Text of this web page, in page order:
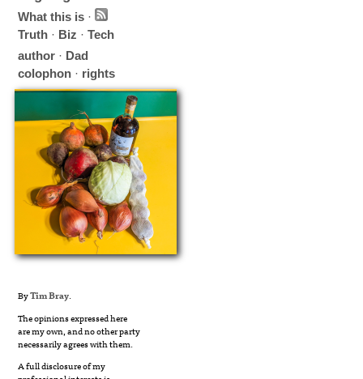
What this is ·
Truth · Biz ·Tech
author · Dad
colophon · rights
ByTim Bray.
The opinions expressed here
are my own, and no other party
necessarily agrees with them.
A full disclosure of my